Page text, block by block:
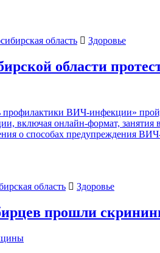
область Здоровье
области
ВИЧ-инфекции»
включая онлайн-формат,
о способах предупреждения
область Здоровье
прошли